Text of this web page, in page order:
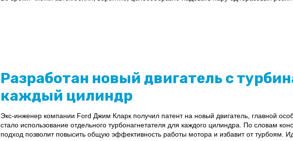
Разработан новый двигатель с
каждый цилиндр
Экс-инженер компании Ford Джим Кларк получил патент на новый двигатель, главной
стало использование отдельного турбонагнетателя для каждого цилиндра. По словам
подход позволит повысить общую эффективность работы мотора и избавит от турбоям.